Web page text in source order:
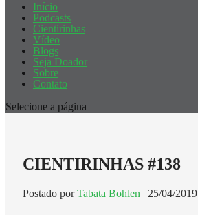
Início
Podcasts
Cientirinhas
Vídeo
Blogs
Seja Doador
Sobre
Contato
Selecione a página
CIENTIRINHAS #138
Postado porTabata Bohlen | 25/04/2019